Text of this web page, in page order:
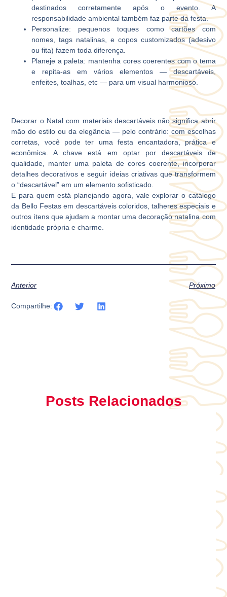
destinados corretamente após o evento. A
responsabilidade ambiental também faz parte da festa.
Personalize: pequenos toques como cartões com
nomes, tags natalinas, e copos customizados (adesivo
ou fita) fazem toda diferença.
Planeje a paleta: mantenha cores coerentes com o tema
e repita-as em vários elementos — descartáveis,
enfeites, toalhas, etc — para um visual harmonioso.
Decorar o Natal com materiais descartáveis não significa abrir
mão do estilo ou da elegância — pelo contrário: com escolhas
corretas, você pode ter uma festa encantadora, prática e
econômica. A chave está em optar por descartáveis de
qualidade, manter uma paleta de cores coerente, incorporar
detalhes decorativos e seguir ideias criativas que transformem
o “descartável” em um elemento sofisticado.
E para quem está planejando agora, vale explorar o catálogo
da Bello Festas em descartáveis coloridos, talheres especiais e
outros itens que ajudam a montar uma decoração natalina com
identidade própria e charme.
Anterior Próximo
Compartilhe:
Posts Relacionados